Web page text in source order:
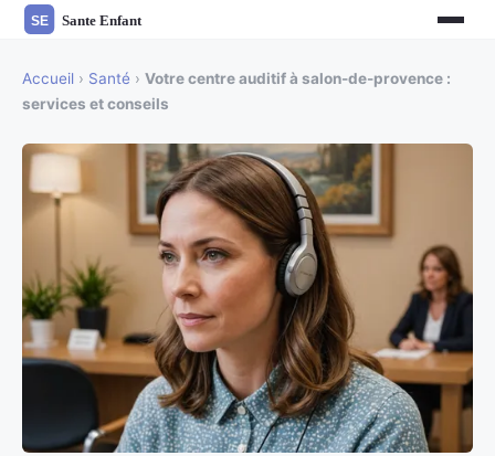
Accueil › Santé › Votre centre auditif à salon-de-provence :
services et conseils